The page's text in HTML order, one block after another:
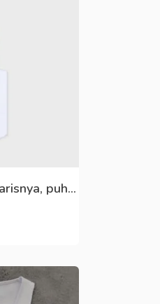
Fehér vastag harisnya, puha meleg